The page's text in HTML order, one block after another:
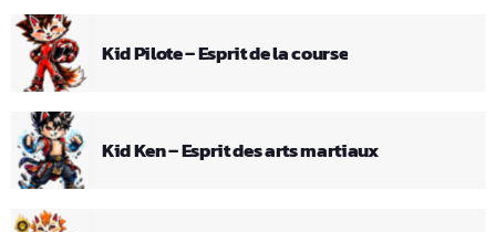
Kid Pilote – Esprit de la course
Kid Ken – Esprit des arts martiaux